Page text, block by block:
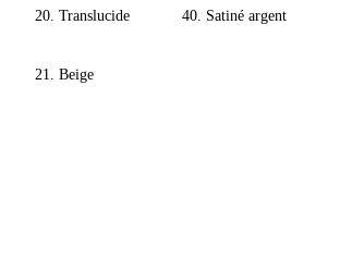
20. Translucide 40. Satiné argent
21. Beige